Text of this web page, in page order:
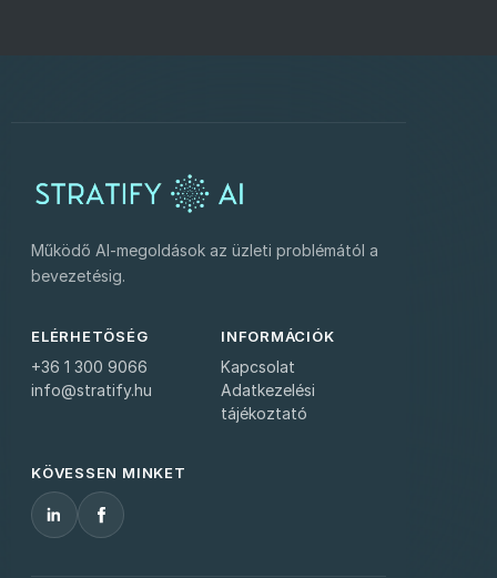
Működő AI-megoldások az üzleti problémától a
bevezetésig.
ELÉRHETŐSÉG
+36 1 300 9066
info@stratify.hu
INFORMÁCIÓK
Kapcsolat
Adatkezelési
tájékoztató
KÖVESSEN MINKET